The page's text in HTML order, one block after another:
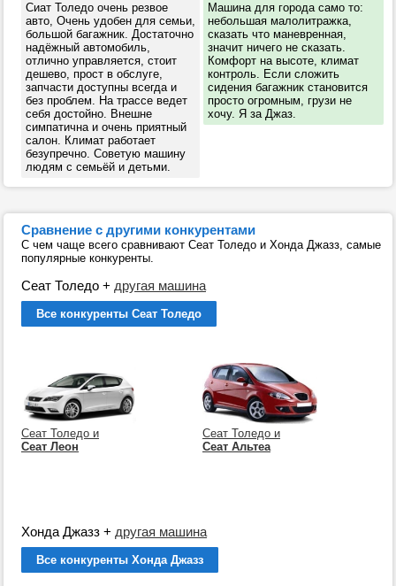
Сиат Толедо очень резвое
авто, Очень удобен для семьи,
большой багажник. Достаточно
надёжный автомобиль,
отлично управляется, стоит
дешево, прост в обслуге,
запчасти доступны всегда и
без проблем. На трассе ведет
себя достойно. Внешне
симпатична и очень приятный
салон. Климат работает
безупречно. Советую машину
людям с семьёй и детьми.
Машина для города само то:
небольшая малолитражка,
сказать что маневренная,
значит ничего не сказать.
Комфорт на высоте, климат
контроль. Если сложить
сидения багажник становится
просто огромным, грузи не
хочу. Я за Джаз.
Сравнение с другими конкурентами
С чем чаще всего сравнивают Сеат Толедо и Хонда Джазз, самые
популярные конкуренты.
Сеат Толедо + другая машина
Все конкуренты Сеат Толедо
Сеат Толедо и
Сеат Леон
Сеат Толедо и
Сеат Альтеа
Хонда Джазз + другая машина
Все конкуренты Хонда Джазз